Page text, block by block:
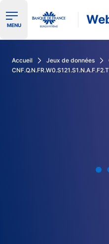
Ouvrir le menu de
MENU
Accueil Jeux de données